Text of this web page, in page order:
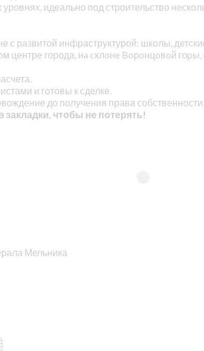
уровнях, идеально под строительство
с развитой инфраструктурой: школы,
центре города, нa cклoнe Boрoнцoвoй
и готовы к сделке.
до получения права собственности.
чтобы не потерять!
Мельника